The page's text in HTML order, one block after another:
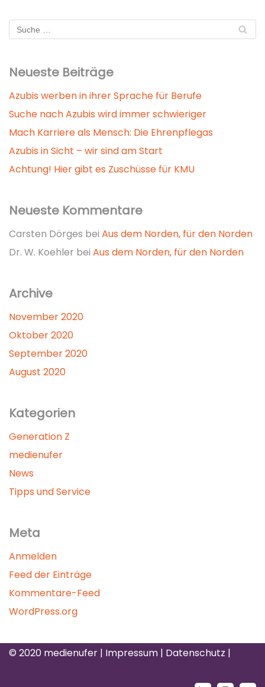
Neueste Beiträge
Azubis werben in ihrer Sprache für Berufe
Suche nach Azubis wird immer schwieriger
Mach Karriere als Mensch: Die Ehrenpflegas
Azubis in Sicht – wir sind am Start
Achtung! Hier gibt es Zuschüsse für KMU
Neueste Kommentare
Carsten Dörges bei Aus dem Norden, für den Norden
Dr. W. Koehler bei Aus dem Norden, für den Norden
Archive
November 2020
Oktober 2020
September 2020
August 2020
Kategorien
Generation Z
medienufer
News
Tipps und Service
Meta
Anmelden
Feed der Einträge
Kommentare-Feed
WordPress.org
© 2020 medienufer | Impressum | Datenschutz |